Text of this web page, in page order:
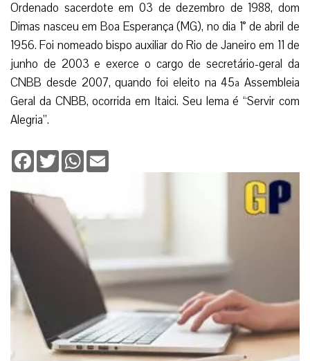
Ordenado sacerdote em 03 de dezembro de 1988, dom
Dimas nasceu em Boa Esperança (MG), no dia 1° de abril de
1956. Foi nomeado bispo auxiliar do Rio de Janeiro em 11 de
junho de 2003 e exerce o cargo de secretário-geral da
CNBB desde 2007, quando foi eleito na 45ª Assembleia
Geral da CNBB, ocorrida em Itaici. Seu lema é “Servir com
Alegria”.
Facebook
TwitterWhatsApp